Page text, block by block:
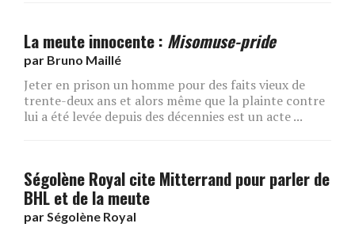
La meute innocente : Misomuse-pride
par Bruno Maillé
Jeter en prison un homme pour des faits vieux de
trente-deux ans et alors même que la plainte contre
lui a été levée depuis des décennies est un acte ...
Ségolène Royal cite Mitterrand pour parler de
BHL et de la meute
par Ségolène Royal